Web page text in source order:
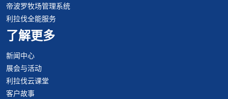
帝波罗牧场管理系统
利拉伐全能服务
了解更多
新闻中心
展会与活动
利拉伐云课堂
客户故事